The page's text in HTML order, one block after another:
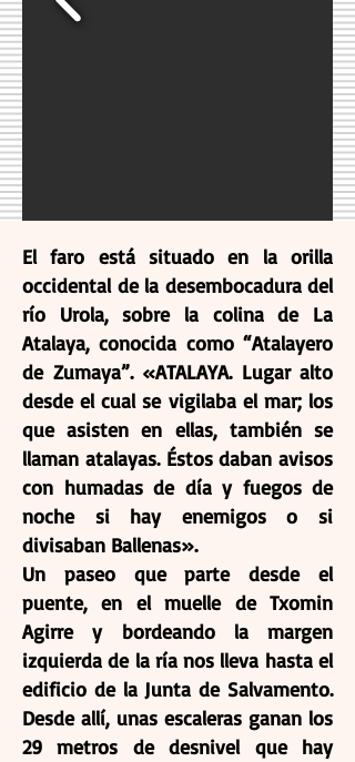
El faro está situado en la orilla
occidental de la desembocadura del
río Urola, sobre la colina de La
Atalaya, conocida como “Atalayero
de Zumaya”. «ATALAYA. Lugar alto
desde el cual se vigilaba el mar; los
que asisten en ellas, también se
llaman atalayas. Éstos daban avisos
con humadas de día y fuegos de
noche si hay enemigos o si
divisaban Ballenas».
Un paseo que parte desde el
puente, en el muelle de Txomin
Agirre y bordeando la margen
izquierda de la ría nos lleva hasta el
edificio de la Junta de Salvamento.
Desde allí, unas escaleras ganan los
29 metros de desnivel que hay